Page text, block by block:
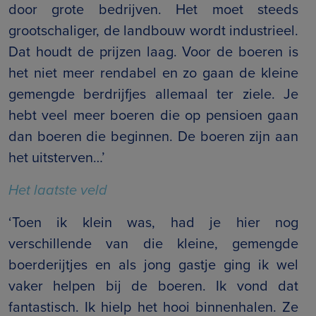
door grote bedrijven. Het moet steeds
grootschaliger, de landbouw wordt industrieel.
Dat houdt de prijzen laag. Voor de boeren is
het niet meer rendabel en zo gaan de kleine
gemengde berdrijfjes allemaal ter ziele. Je
hebt veel meer boeren die op pensioen gaan
dan boeren die beginnen. De boeren zijn aan
het uitsterven…’
Het laatste veld
‘Toen ik klein was, had je hier nog
verschillende van die kleine, gemengde
boerderijtjes en als jong gastje ging ik wel
vaker helpen bij de boeren. Ik vond dat
fantastisch. Ik hielp het hooi binnenhalen. Ze